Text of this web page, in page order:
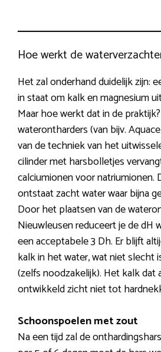
Hoe werkt de
Het zal onderhand duidelijk zijn:
in staat om kalk en magnesium
Maar hoe werkt dat in de
waterontharders (van bijv.
van de techniek van het
cilinder met harsbolletjes
calciumionen voor natriumionen.
ontstaat zacht water waar bijna
Door het plaatsen van de
Nieuwleusen reduceert je de dH
een acceptabele 3 Dh. Er blijft
kalk in het water, wat niet slecht
(zelfs noodzakelijk). Het kalk dat
ontwikkeld zicht niet tot
Schoonspoelen met zout
Na een tijd zal de